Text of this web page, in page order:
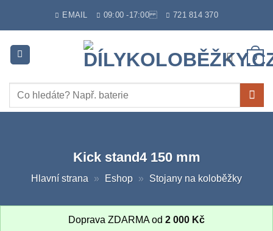
EMAIL 09:00 -17:00 721 814 370
0
Hledat:
Kick stand4 150 mm
Hlavní strana » Eshop » Stojany na koloběžky
Doprava ZDARMA od 2 000 Kč